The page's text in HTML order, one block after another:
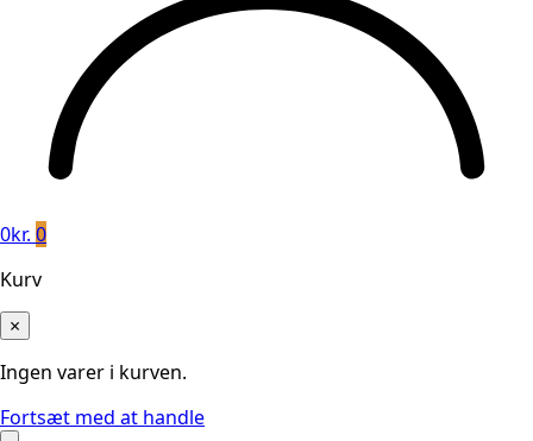
0kr. 0
Kurv
×
Ingen varer i kurven.
Fortsæt med at handle